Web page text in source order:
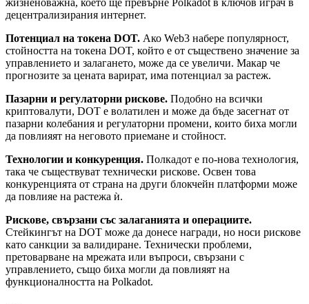
жизненоважна, което ще превърне Polkadot в ключов играч в
децентрализирания интернет.
Потенциал на токена DOT. Ако Web3 набере популярност,
стойността на токена DOT, който е от съществено значение за
управлението и залагането, може да се увеличи. Макар че
прогнозите за цената варират, има потенциал за растеж.
Пазарни и регулаторни рискове. Подобно на всички
криптовалути, DOT е волатилен и може да бъде засегнат от
пазарни колебания и регулаторни промени, които биха могли
да повлияят на неговото приемане и стойност.
Технологии и конкуренция. Полкадот е по-нова технология,
така че съществуват технически рискове. Освен това
конкуренцията от страна на други блокчейн платформи може
да повлияе на растежа ѝ.
Рискове, свързани със залаганията и операциите.
Стейкингът на DOT може да донесе награди, но носи рискове
като санкции за валидиране. Технически проблеми,
претоварване на мрежата или въпроси, свързани с
управлението, също биха могли да повлияят на
функционалността на Polkadot.